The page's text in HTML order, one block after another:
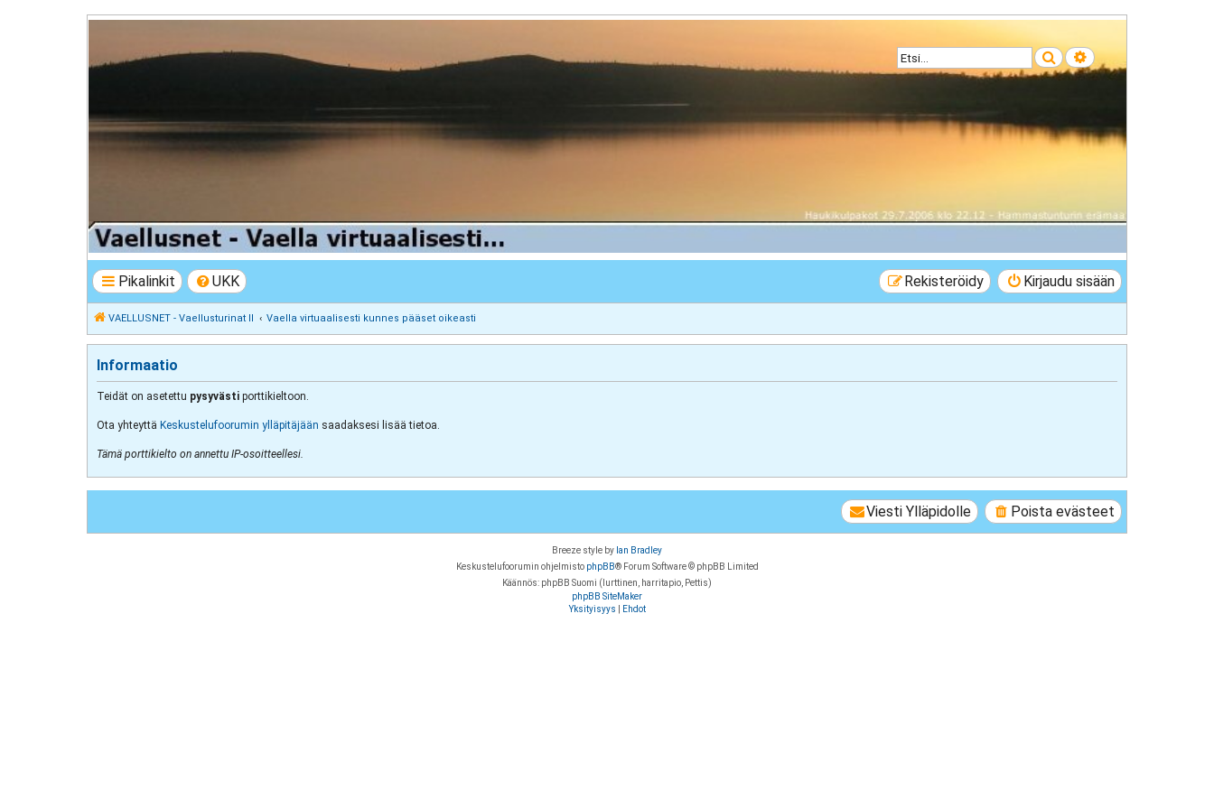
Etsi Tarkennettu haku
VAELLUSNET - Vaellusturinat II
Keskustelua vaeltamisesta ja Lapista
Pikalinkit UKK Kirjaudu sisään
Rekisteröidy
VAELLUSNET - Vaellusturinat II Vaella virtuaalisesti kunnes pääset oikeasti
Informaatio
Teidät on asetettu pysyvästi porttikieltoon.
Ota yhteyttä Keskustelufoorumin ylläpitäjään saadaksesi lisää tietoa.
Tämä porttikielto on annettu IP-osoitteellesi.
Poista evästeet
Viesti Ylläpidolle
Breeze style by Ian Bradley
Keskustelufoorumin ohjelmisto phpBB® Forum Software © phpBB Limited
Käännös: phpBB Suomi (lurttinen, harritapio, Pettis)
phpBB SiteMaker
Yksityisyys
Ehdot